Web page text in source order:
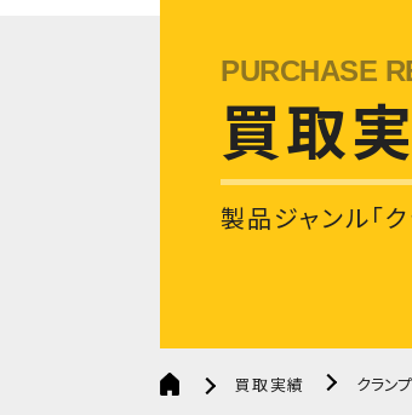
買取
製品ジャンル「
買取実績 クラン